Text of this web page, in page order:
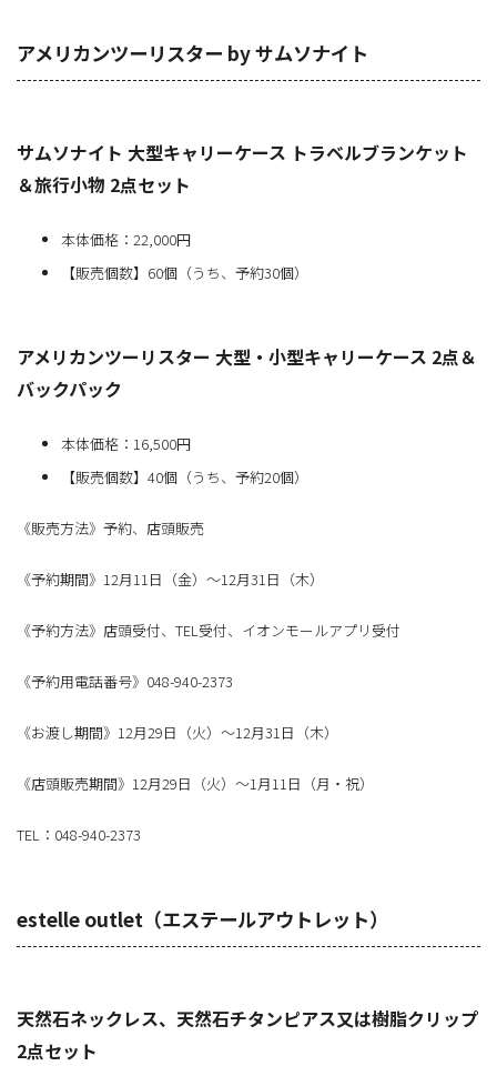
アメリカンツーリスター by サムソナイト
サムソナイト 大型キャリーケース トラベルブランケット
＆旅行小物 2点セット
本体価格：22,000円
【販売個数】60個（うち、予約30個）
アメリカンツーリスター 大型・小型キャリーケース 2点＆
バックパック
本体価格：16,500円
【販売個数】40個（うち、予約20個）
《販売方法》予約、店頭販売
《予約期間》12月11日（金）～12月31日（木）
《予約方法》店頭受付、TEL受付、イオンモールアプリ受付
《予約用電話番号》048-940-2373
《お渡し期間》12月29日（火）～12月31日（木）
《店頭販売期間》12月29日（火）～1月11日（月・祝）
TEL：048-940-2373
estelle outlet（エステールアウトレット）
天然石ネックレス、天然石チタンピアス又は樹脂クリップ
2点セット